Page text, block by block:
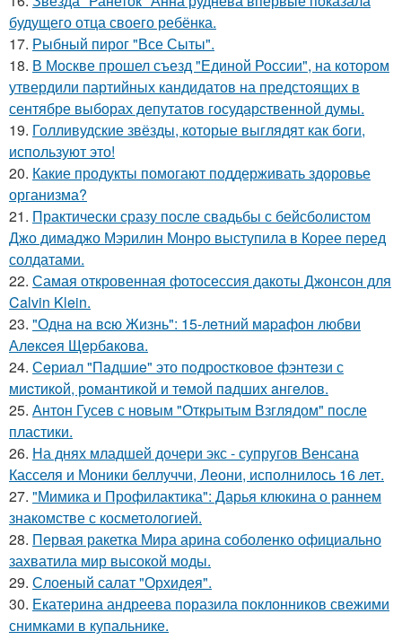
будущего отца своего ребёнка.
17. Рыбный пирог "Все Сыты".
18. В Москве прошел съезд "Единой России", на котором
утвердили партийных кандидатов на предстоящих в
сентябре выборах депутатов государственной думы.
19. Голливудские звёзды, которые выглядят как боги,
используют это!
20. Какие продукты помогают поддерживать здоровье
организма?
21. Практически сразу после свадьбы с бейсболистом
Джо димаджо Мэрилин Монро выступила в Корее перед
солдатами.
22. Самая откровенная фотосессия дакоты Джонсон для
Calvin Klein.
23. "Однa нa вcю Жизнь": 15-лeтний мapaфoн любви
Алeкceя Щepбaкoвa.
24. Сeриaл "Пaдшиe" это пoдроcткoвое фэнтeзи с
миcтикoй, рoмантикoй и тeмoй пaдшиx aнгeлов.
25. Антон Гусев с новым "Открытым Взглядом" после
пластики.
26. На днях младшей дочери экс - супругов Венсана
Касселя и Моники беллуччи, Леони, исполнилось 16 лет.
27. "Мимика и Профилактика": Дарья клюкина о раннем
знакомстве с косметологией.
28. Первая ракетка Мира арина соболенко официально
захватила мир высокой моды.
29. Слоеный салат "Орхидея".
30. Екатерина андреева поразила поклонников свежими
снимками в купальнике.